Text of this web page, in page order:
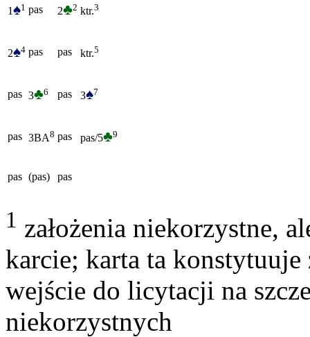
1♠1 pas 2♣2 ktr.3
2♠4 pas pas ktr.5
pas 3♣6 pas 3♠7
pas 3BA8 pas pas/5♣9
pas (pas) pas
1 założenia niekorzystne,
karcie; karta ta
wejście do licytacji na
niekorzystnych